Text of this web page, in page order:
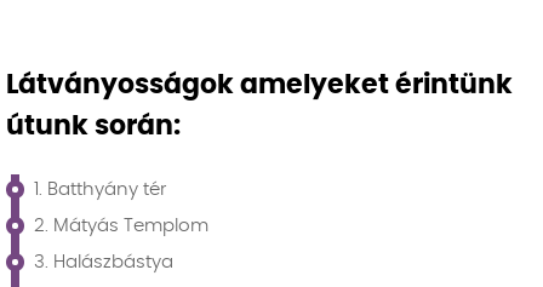
Látványosságok amelyeket érintünk
útunk során:
1. Batthyány tér
2. Mátyás Templom
3. Halászbástya